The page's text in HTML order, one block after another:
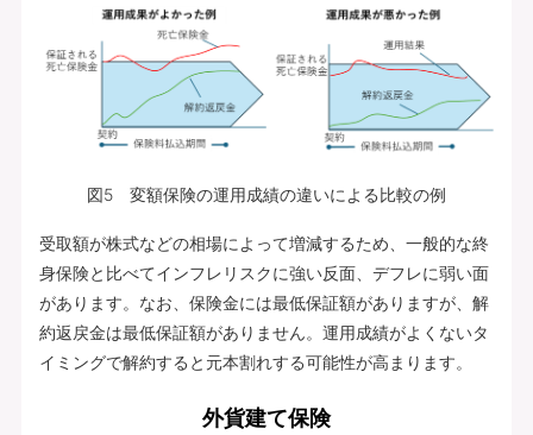
図5 変額保険の運用成績の違いによる比較の例
受取額が株式などの相場によって増減するため、一般的な終
身保険と比べてインフレリスクに強い反面、デフレに弱い面
があります。なお、保険金には最低保証額がありますが、解
約返戻金は最低保証額がありません。運用成績がよくないタ
イミングで解約すると元本割れする可能性が高まります。
外貨建て保険